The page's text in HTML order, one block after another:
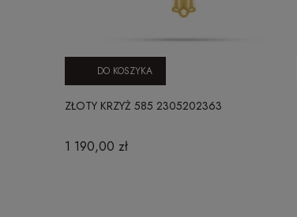
ZŁOTY KRZYŻ 585 2305202363
1 190,00 zł
DO KOSZYKA